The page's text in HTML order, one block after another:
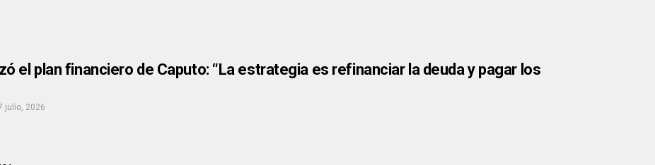
el plan financiero de Caputo: “La estrategia es refinanciar la deuda y pagar los
julio, 2026